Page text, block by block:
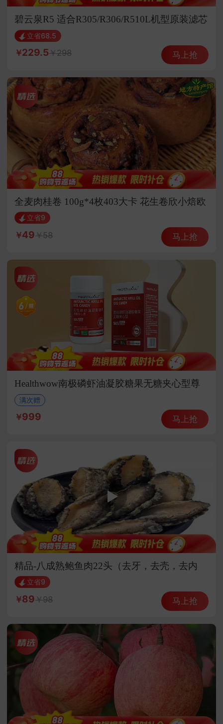
碧云泉R5 适合R305/R306/R510L机型原装滤芯
（选组合更优惠）
立省68.5
229.5 298 马上抢
全麦肉桂卷 100g*4枚403大卡 花生卷欣小焙欧
包面包
立省9
49 58 马上抢
Healthwow南极磷虾油凝胶糖果无糖夹心型尊
贵组
满次赠
999 马上抢
精品-八成熟鲍鱼肉22头（去牙，去壳，去内
脏）立省9
89 98 马上抢